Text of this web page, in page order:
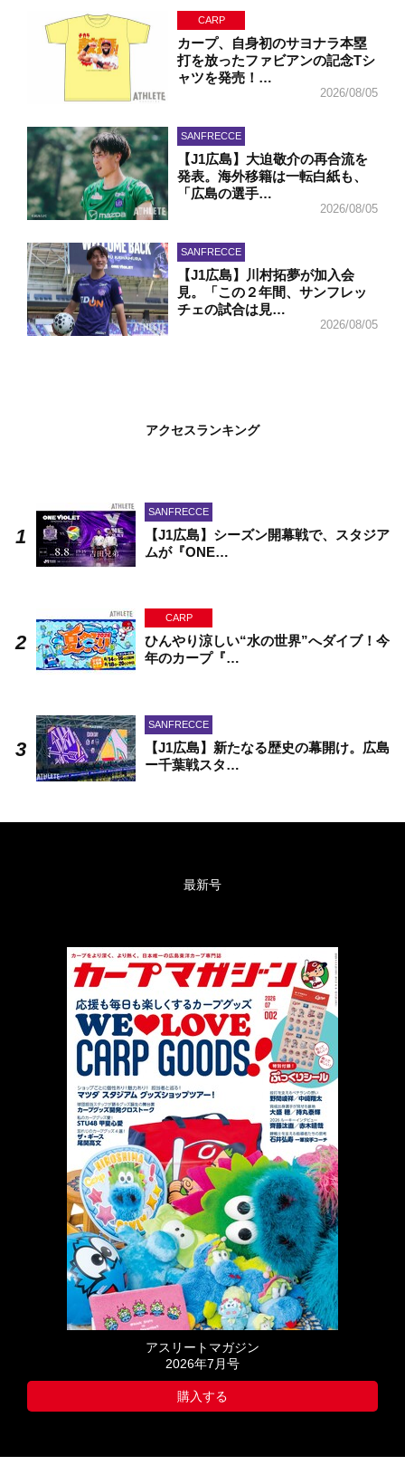
CARP
カープ、自身初のサヨナラ本塁
打を放ったファビアンの記念Tシ
ャツを発売！…
2026/08/05
SANFRECCE
【J1広島】大迫敬介の再合流を
発表。海外移籍は一転白紙も、
「広島の選手…
2026/08/05
SANFRECCE
【J1広島】川村拓夢が加入会
見。「この２年間、サンフレッ
チェの試合は見…
2026/08/05
アクセスランキング
SANFRECCE
【J1広島】シーズン開幕戦で、スタジア
ムが『ONE…
CARP
ひんやり涼しい“水の世界”へダイブ！今
年のカープ『…
SANFRECCE
【J1広島】新たなる歴史の幕開け。広島
ー千葉戦スタ…
最新号
アスリートマガジン
2026年7月号
購入する